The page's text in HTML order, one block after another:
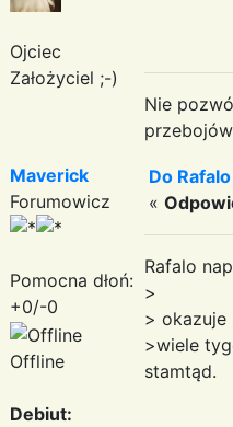
Ojciec
Założyciel ;-)
Nie
Maverick
Forumowicz
Pomocna dłoń:
+0/-0
Offline
Debiut:
Do Rafalo
«
Rafalo
>
> okazuje
>wiele
stamtąd.